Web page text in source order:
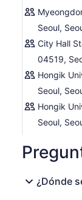
Seoul,
City Hall
04519,
Hongik
Seoul,
Hongik
Seoul,
¿Dónde